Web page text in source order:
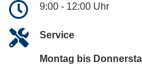
9:00 - 12:00 Uhr
Service
Montag bis